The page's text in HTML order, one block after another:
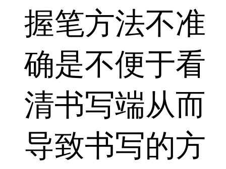
握笔方法不准
确是不便于看
清书写端从而
导致书写的方